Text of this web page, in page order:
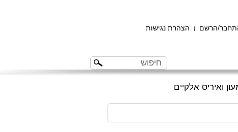
הרשם | הצהרת נגישות
ואיריס אלקיים